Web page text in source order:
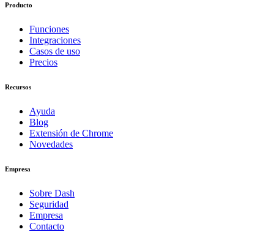
Producto
Funciones
Integraciones
Casos de uso
Precios
Recursos
Ayuda
Blog
Extensión de Chrome
Novedades
Empresa
Sobre Dash
Seguridad
Empresa
Contacto